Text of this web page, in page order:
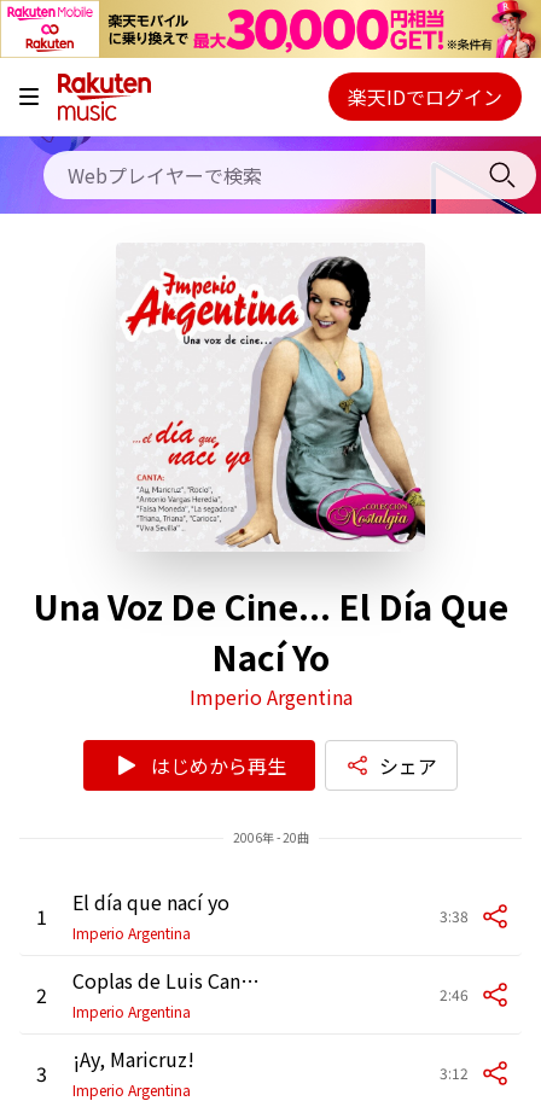
キャンペーン
料金プラン
使い方
初回30日間無料お試し
Webプレイヤー
ご契約内容の確認・変更
楽天IDでログイン
Una Voz De Cine... El Día Que
Nací Yo
Imperio Argentina
はじめから再生 シェア
2006年 - 20曲
1 El día que nací yo
Imperio Argentina
3:38
2 Coplas de Luis Candelas
Imperio Argentina
2:46
3 ¡Ay, Maricruz!
Imperio Argentina
3:12